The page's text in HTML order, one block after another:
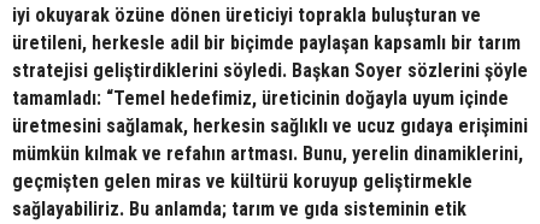
iyi okuyarak özüne dönen üreticiyi toprakla buluşturan ve
üretileni, herkesle adil bir biçimde paylaşan kapsamlı bir tarım
stratejisi geliştirdiklerini söyledi. Başkan Soyer sözlerini şöyle
tamamladı: “Temel hedefimiz, üreticinin doğayla uyum içinde
üretmesini sağlamak, herkesin sağlıklı ve ucuz gıdaya erişimini
mümkün kılmak ve refahın artması. Bunu, yerelin dinamiklerini,
geçmişten gelen miras ve kültürü koruyup geliştirmekle
sağlayabiliriz. Bu anlamda; tarım ve gıda sisteminin etik